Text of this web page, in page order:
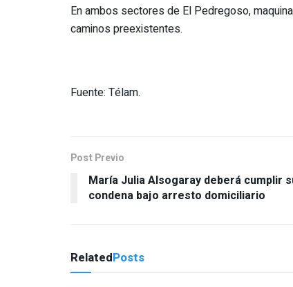
En ambos sectores de El Pedregoso,
caminos preexistentes.
Fuente: Télam.
Post Previo
María Julia Alsogaray deberá cumplir
condena bajo arresto domiciliario
RelatedPosts